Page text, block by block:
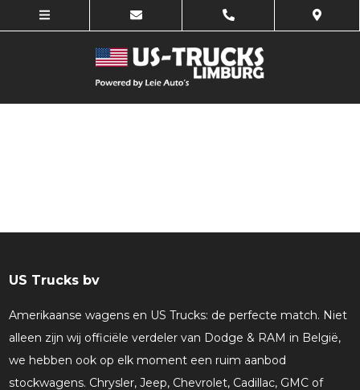
US Trucks bv
Amerikaanse wagens en US Trucks: de perfecte match. Niet
alleen zijn wij officiële verdeler van Dodge & RAM in België,
we hebben ook op elk moment een ruim aanbod
stockwagens. Chrysler, Jeep, Chevrolet, Cadillac, GMC of